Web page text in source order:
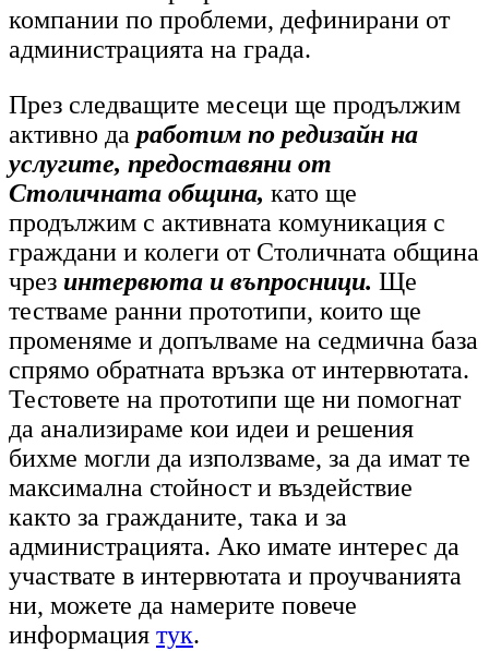
компании по проблеми, дефинирани от
администрацията на града.
През следващите месеци ще продължим
активно да работим по редизайн на
услугите, предоставяни от
Столичната община, като ще
продължим с активната комуникация с
граждани и колеги от Столичната община
чрез интервюта и въпросници. Ще
тестваме ранни прототипи, които ще
променяме и допълваме на седмична база
спрямо обратната връзка от интервютата.
Тестовете на прототипи ще ни помогнат
да анализираме кои идеи и решения
бихме могли да използваме, за да имат те
максимална стойност и въздействие
както за гражданите, така и за
администрацията. Ако имате интерес да
участвате в интервютата и проучванията
ни, можете да намерите повече
информация тук.